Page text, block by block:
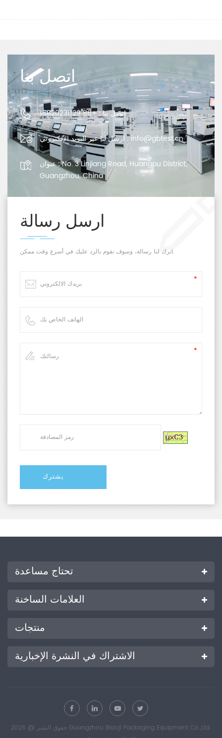
اتصل بنا
اتصل بنا :+86 15820231129
ارسل لنا عبر البريد الإلكتروني :info@gbtest.cn
عنوان :No. 3 Linjiang Road, Huangpu District,
Guangzhou, China
ارسل رسالة
اترك لنا رسالة، وسوف نقوم بالرد عليك في أسرع وقت ممكن.
تحتاج مساعدة
العلامات الساخنة
منتجات
الاشتراك في النشرة الإخبارية
حقوق النشر @ 2026 Guangzhou Biaoji Packaging Equipment Co.,Ltd.